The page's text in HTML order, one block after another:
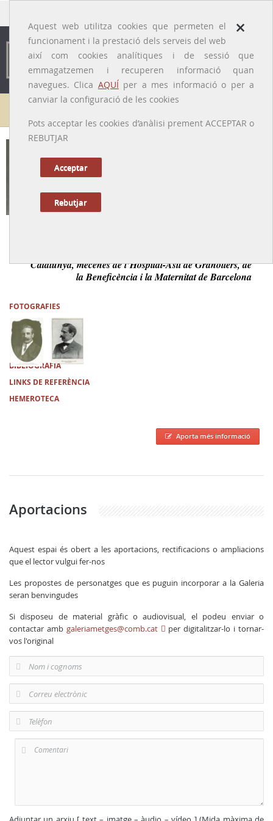
×
Aquest web utilitza cookies que permeten el
funcionament i la prestació dels serveis del web
així com cookies analítiques i de sessió que
emmagatzemen i recuperen informació quan
navegues. Clica AQUÍper a mes informació o per a
canviar la configuració de les cookies
Pots acceptar les cookies d’anàlisi prement ACCEPTAR o
REBUTJAR
Acceptar
Rebutjar
Galeria de metges
Catalunya, mecenes de l’Hospital-Asil de Granollers, de
la Beneficència i la Maternitat de Barcelona
FOTOGRAFIES
BIBLIOGRAFIA
LINKS DE REFERÈNCIA
HEMEROTECA
Aporta més informació
Aportacions
Aquest espai és obert a les aportacions, rectificacions o ampliacions
que el lector vulgui fer-nos
Les propostes de personatges que es puguin incorporar a la Galeria
seran benvingudes
Si disposeu de material gràfic o audiovisual, el podeu enviar o
contactar amb galeriametges@comb.cat
per digitalitzar-lo i tornar-
vos l'original